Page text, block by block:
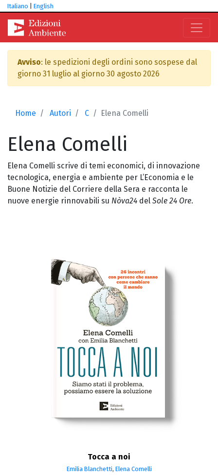
Italiano English
Avviso: le spedizioni degli ordini sono sospese dal
giorno 31 luglio al giorno 30 agosto 2026
Home Autori C Elena Comelli
Elena Comelli
Elena Comelli scrive di temi economici, di innovazione
tecnologica, energia e ambiente per L’Economia e le
Buone Notizie del Corriere della Sera e racconta le
nuove energie rinnovabili su Nòva24 del Sole 24 Ore.
Tocca a noi
Emilia Blanchetti, Elena Comelli